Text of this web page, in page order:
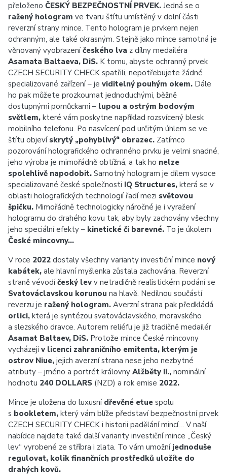
přeloženo ČESKÝ BEZPEČNOSTNÍ PRVEK. Jedná se o
ražený hologram ve tvaru štítu umístěný v dolní části
reverzní strany mince. Tento hologram je prvkem nejen
ochranným, ale také okrasným. Stejně jako mince samotná je
věnovaný vyobrazeníčeského lva z dílny medailéra
Asamata Baltaeva, DiS. K tomu, abyste ochranný prvek
CZECH SECURITY CHECK spatřili, nepotřebujete žádné
specializované zařízení – je viditelný pouhým okem. Dále
ho pak můžete prozkoumat jednoduchými, běžně
dostupnými pomůckami – lupou a ostrým bodovým
světlem, které vám poskytne například rozsvícený blesk
mobilního telefonu. Po nasvícení pod určitým úhlem se ve
štítu objeví skrytý „pohyblivý“ obrazec. Zatímco
pozorování holografického ochranného prvku je velmi snadné,
jeho výroba je mimořádně obtížná, a tak ho nelze
spolehlivě napodobit. Samotný hologram je dílem vysoce
specializované české společnosti IQ Structures, která se v
oblasti holografických technologií řadí mezi světovou
špičku. Mimořádně technologicky náročné je i vyražení
hologramu do drahého kovu tak, aby byly zachovány všechny
jeho speciální efekty – kinetické či barevné. To je úkolem
České mincovny…
V roce 2022 dostaly všechny varianty investiční mince nový
kabátek, ale hlavní myšlenka zůstala zachována. Reverzní
straně vévodíčeský lev v netradičně realistickém podání se
Svatováclavskou korunou na hlavě. Nedílnou součástí
reverzu je ražený hologram. Averzní strana pak předkládá
orlici, která je syntézou svatováclavského, moravského
a slezského dravce. Autorem reliéfu je již tradičně medailér
Asamat Baltaev, DiS. Protože mince České mincovny
vycházejív licenci zahraničního emitenta, kterým je
ostrov Niue, jejich averzní strana nese jeho nezbytné
atributy – jméno a portrét královny Alžběty II., nominální
hodnotu 240 DOLLARS (NZD) a rok emise 2022.
Mince je uložena do luxusní dřevěné etue spolu
s bookletem, který vám blíže představí bezpečnostní prvek
CZECH SECURITY CHECK i historii padělání mincí… V naší
nabídce najdete také další varianty investiční mince „Český
lev“ vyrobené ze stříbra i zlata. To vám umožní jednoduše
regulovat, kolik finančních prostředků uložíte do
drahých kovů.